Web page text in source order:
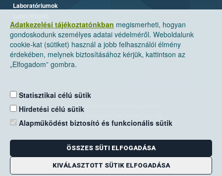
Adatkezelési tájékoztatónkban megismerheti, hogyan
gondoskodunk személyes adatai védelméről. Weboldalunk
cookie-kat (sütiket) használ a jobb felhasználói élmény
érdekében, melynek biztosításához kérjük, kattintson az
„Elfogadom” gombra.
Statisztikai célú sütik
Hirdetési célú sütik
Alapműködést biztosító és funkcionális sütik
ÖSSZES SÜTI ELFOGADÁSA
KIVÁLASZTOTT SÜTIK ELFOGADÁSA
Laboratóriumok
Nemzeti Élelmiszerlánc-biztonsági Hivatal
Levelezési cím: 1525 Budapest. Pf. 30.
E-mail:ugyfelszolgalat@nebih.gov.hu
Zöld szám: 06-80/263-244
Telefon: 06-1/ 336-9000